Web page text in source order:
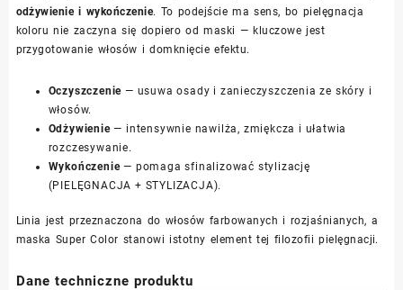
odżywienie i wykończenie. To podejście ma sens, bo pielęgnacja
koloru nie zaczyna się dopiero od maski — kluczowe jest
przygotowanie włosów i domknięcie efektu.
Oczyszczenie — usuwa osady i zanieczyszczenia ze skóry i
włosów.
Odżywienie— intensywnie nawilża, zmiękcza i ułatwia
rozczesywanie.
Wykończenie— pomaga sfinalizować stylizację
(PIELĘGNACJA + STYLIZACJA).
Linia jest przeznaczona do włosów farbowanych i rozjaśnianych, a
maska Super Color stanowi istotny element tej filozofii pielęgnacji.
Dane techniczne produktu